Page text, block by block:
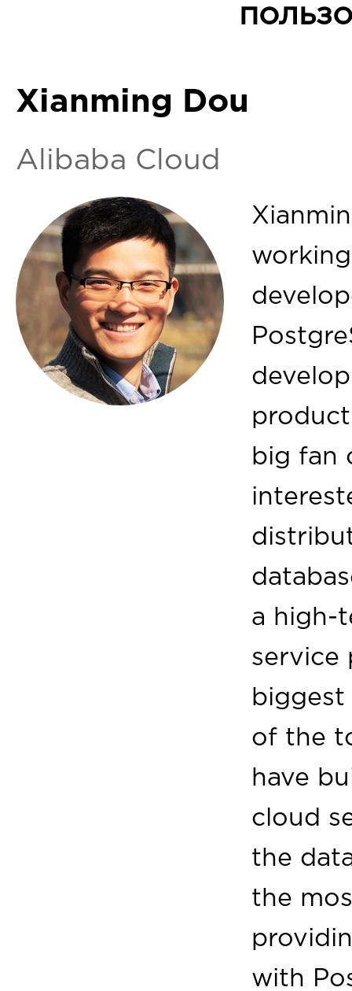
Xianming Dou
Alibaba Cloud
big fan
a high-
service
biggest
of the
have
cloud
the
the
with